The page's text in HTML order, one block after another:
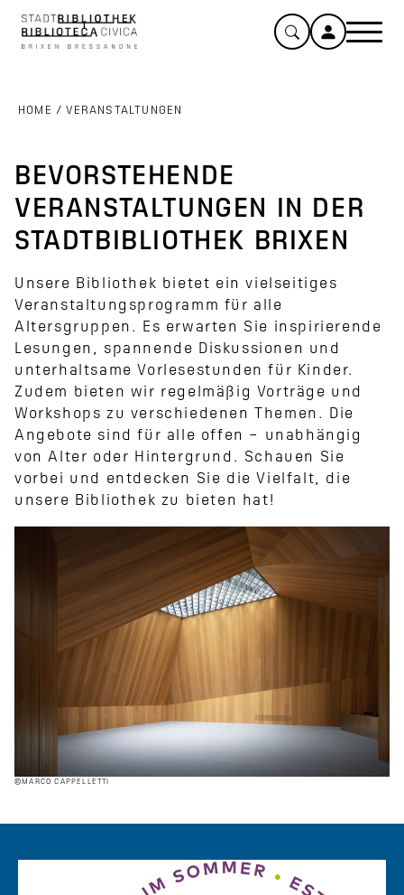
HOME /VERANSTALTUNGEN
BEVORSTEHENDE
VERANSTALTUNGEN IN DER
STADTBIBLIOTHEK BRIXEN
Unsere Bibliothek bietet ein vielseitiges
Veranstaltungsprogramm für alle
Altersgruppen. Es erwarten Sie inspirierende
Lesungen, spannende Diskussionen und
unterhaltsame Vorlesestunden für Kinder.
Zudem bieten wir regelmäßig Vorträge und
Workshops zu verschiedenen Themen. Die
Angebote sind für alle offen – unabhängig
von Alter oder Hintergrund. Schauen Sie
vorbei und entdecken Sie die Vielfalt, die
unsere Bibliothek zu bieten hat!
©MARCO CAPPELLETTI